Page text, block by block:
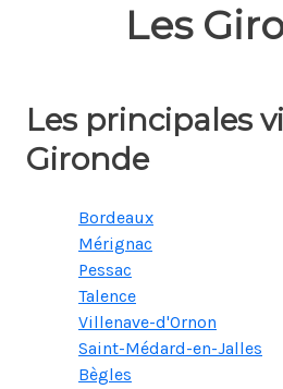
Les
Les principales
Gironde
Bordeaux
Mérignac
Pessac
Talence
Villenave-d'Ornon
Saint-Médard-en-Jalles
Bègles